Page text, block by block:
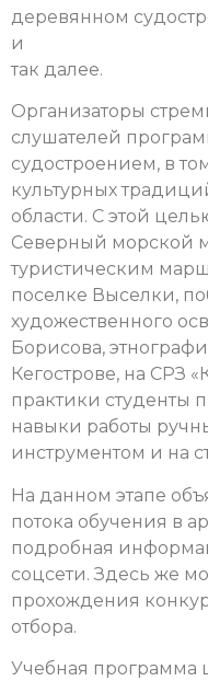
деревянном
и
так далее.
Организаторы
слушателей
судостроением, в
культурных
области. С этой
Северный морской
туристическим
поселке Выселки,
художественного
Борисова,
Кегострове, на СРЗ
практики студенты
навыки работы
инструментом и на
На данном этапе
потока обучения в
подробная
соцсети. Здесь же
прохождения
отбора.
Учебная программа